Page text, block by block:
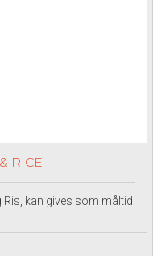
RICE
kan gives som måltid